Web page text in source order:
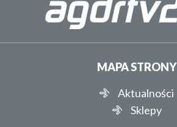
MAPA STRONY
Aktualności
Sklepy